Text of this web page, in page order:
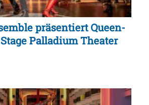
präsentiert Queen-
Palladium Theater